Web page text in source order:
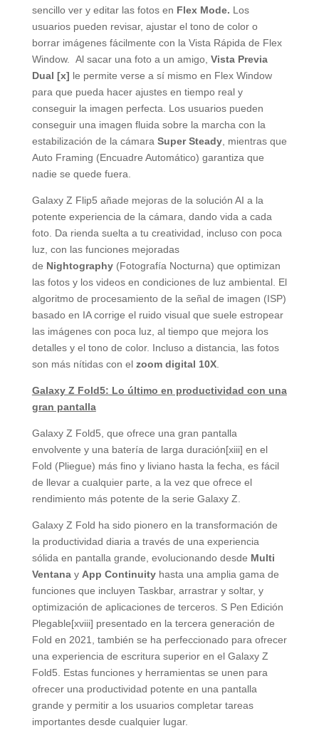
sencillo ver y editar las fotos en Flex Mode. Los
usuarios pueden revisar, ajustar el tono de color o
borrar imágenes fácilmente con la Vista Rápida de Flex
Window. Al sacar una foto a un amigo, Vista Previa
Dual [x] le permite verse a sí mismo en Flex Window
para que pueda hacer ajustes en tiempo real y
conseguir la imagen perfecta. Los usuarios pueden
conseguir una imagen fluida sobre la marcha con la
estabilización de la cámara Super Steady, mientras que
Auto Framing (Encuadre Automático) garantiza que
nadie se quede fuera.
Galaxy Z Flip5 añade mejoras de la solución AI a la
potente experiencia de la cámara, dando vida a cada
foto. Da rienda suelta a tu creatividad, incluso con poca
luz, con las funciones mejoradas
de Nightography(Fotografía Nocturna) que optimizan
las fotos y los videos en condiciones de luz ambiental. El
algoritmo de procesamiento de la señal de imagen (ISP)
basado en IA corrige el ruido visual que suele estropear
las imágenes con poca luz, al tiempo que mejora los
detalles y el tono de color. Incluso a distancia, las fotos
son más nítidas con el zoom digital 10X.
Galaxy Z Fold5: Lo último en productividad con una
gran pantalla
Galaxy Z Fold5, que ofrece una gran pantalla
envolvente y una batería de larga duración[xiii] en el
Fold (Pliegue) más fino y liviano hasta la fecha, es fácil
de llevar a cualquier parte, a la vez que ofrece el
rendimiento más potente de la serie Galaxy Z.
Galaxy Z Fold ha sido pionero en la transformación de
la productividad diaria a través de una experiencia
sólida en pantalla grande, evolucionando desde Multi
Ventana y App Continuity hasta una amplia gama de
funciones que incluyen Taskbar, arrastrar y soltar, y
optimización de aplicaciones de terceros. S Pen Edición
Plegable[xviii] presentado en la tercera generación de
Fold en 2021, también se ha perfeccionado para ofrecer
una experiencia de escritura superior en el Galaxy Z
Fold5. Estas funciones y herramientas se unen para
ofrecer una productividad potente en una pantalla
grande y permitir a los usuarios completar tareas
importantes desde cualquier lugar.